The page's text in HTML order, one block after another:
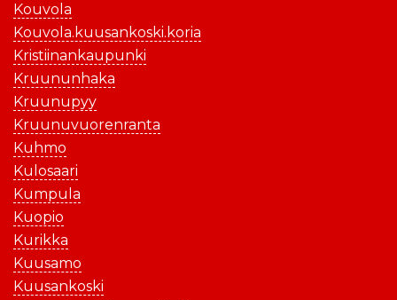
Kouvola
Kouvola.kuusankoski.koria
Kristiinankaupunki
Kruununhaka
Kruunupyy
Kruunuvuorenranta
Kuhmo
Kulosaari
Kumpula
Kuopio
Kurikka
Kuusamo
Kuusankoski